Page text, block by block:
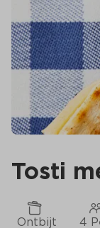
Tosti
Ontbijt 4